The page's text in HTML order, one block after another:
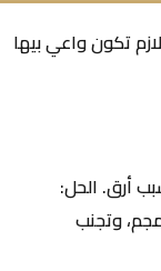
تكون واعي بيها
أرق. الحل:
3-5 مجم قبل النوم، مغنيسيوم 400 مجم، وتجنب